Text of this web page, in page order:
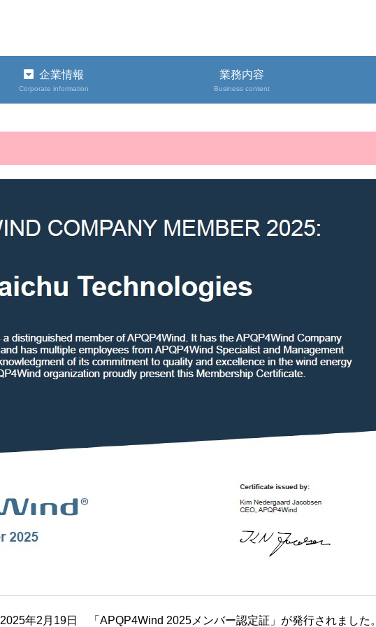
企業情報
Corporate information
業務内容
Business content
2025年2月19日 「APQP4Wind 2025メンバー認定証」が発行されました。